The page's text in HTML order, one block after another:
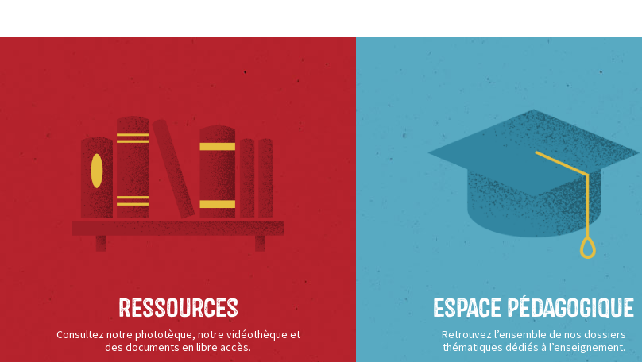
Ressources
Consultez notre phototèque, notre vidéothèque et
des documents en libre accès.
Espace Pédagogique
Retrouvez l’ensemble de nos dossiers
thématiques dédiés à l’enseignement.